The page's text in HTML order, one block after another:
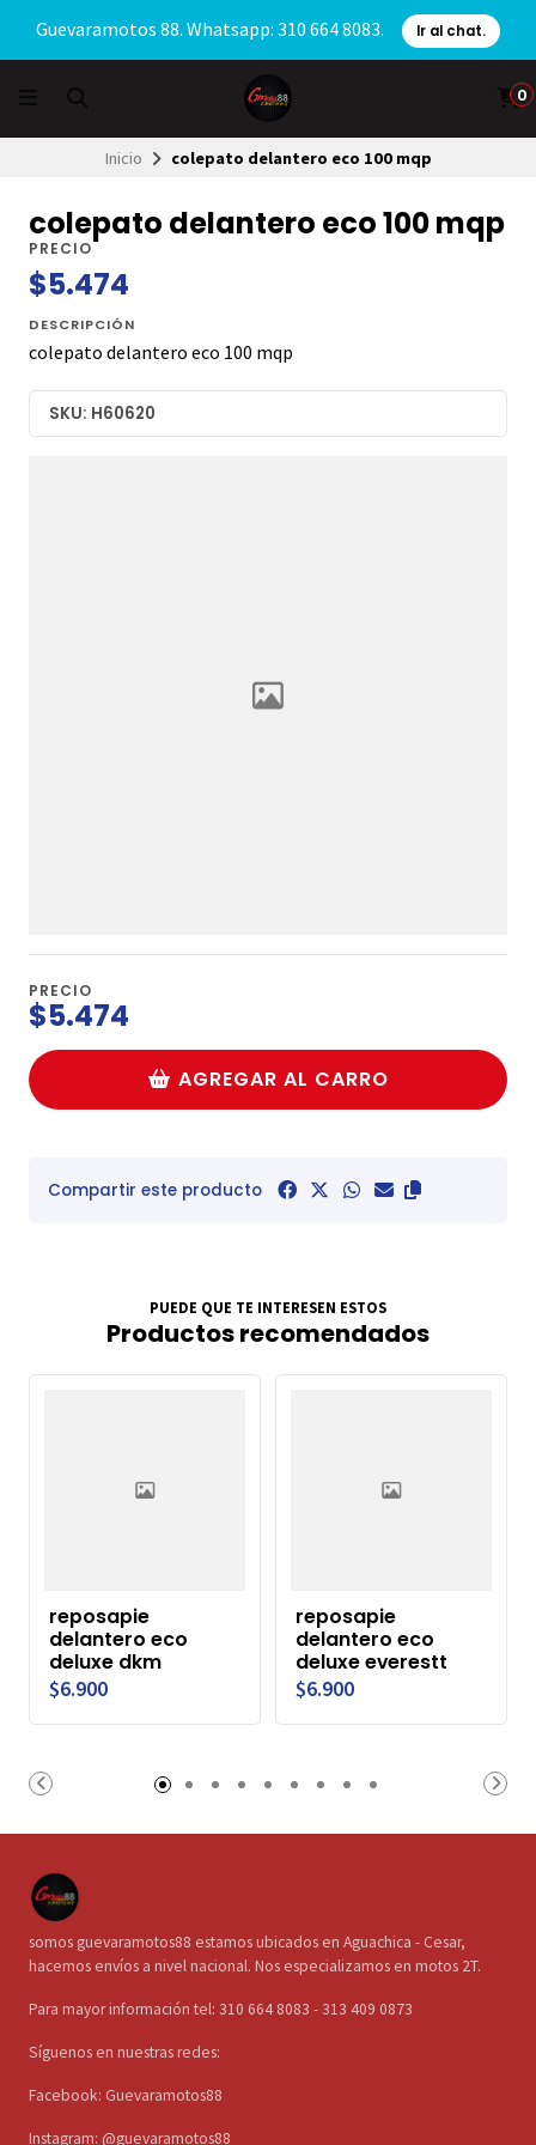
Guevaramotos 88. Whatsapp: 310 664 8083. Ir al chat.
0
Inicio colepato delantero eco 100 mqp
colepato delantero eco 100 mqp
PRECIO
$5.474
DESCRIPCIÓN
colepato delantero eco 100 mqp
SKU: H60620
PRECIO
$5.474
AGREGAR AL CARRO
Compartir este producto
PUEDE QUE TE INTERESEN ESTOS
Productos recomendados
reposapie
delantero eco
deluxe dkm
$6.900
reposapie
delantero eco
deluxe everestt
$6.900
somos guevaramotos88 estamos ubicados en Aguachica - Cesar,
hacemos envíos a nivel nacional. Nos especializamos en motos 2T.
Para mayor información tel: 310 664 8083 - 313 409 0873
Síguenos en nuestras redes:
Facebook: Guevaramotos88
Instagram: @guevaramotos88